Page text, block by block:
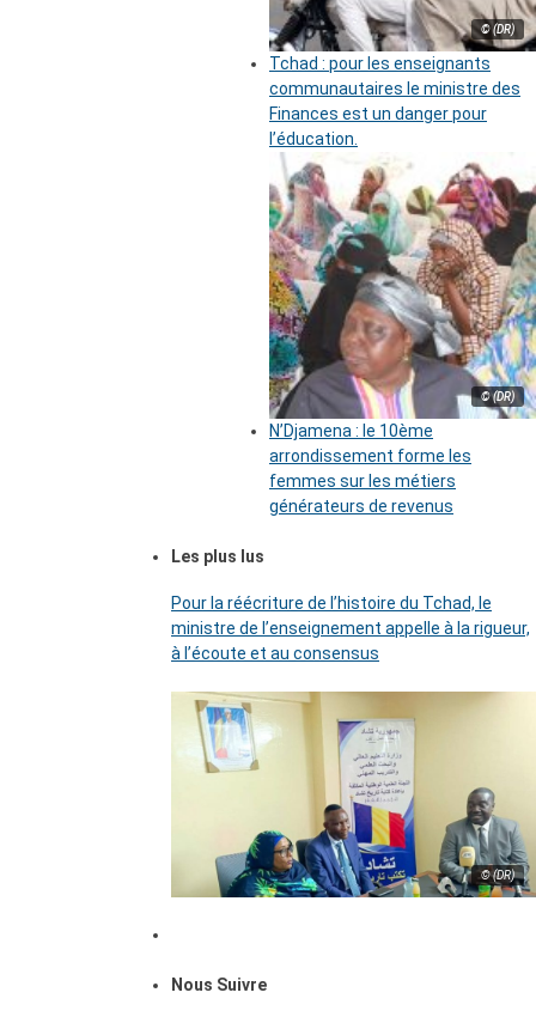
© (DR)
Tchad : pour les enseignants
communautaires le ministre des
Finances est un danger pour
l’éducation.
© (DR)
N’Djamena : le 10ème
arrondissement forme les
femmes sur les métiers
générateurs de revenus
Les plus lus
Pour la réécriture de l’histoire du Tchad, le
ministre de l’enseignement appelle à la rigueur,
à l’écoute et au consensus
© (DR)
Nous Suivre